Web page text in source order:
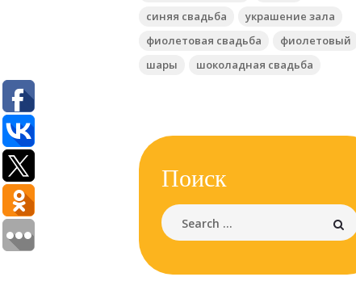
синяя свадьба
украшение зала
фиолетовая свадьба
фиолетовый
шары
шоколадная свадьба
Поиск